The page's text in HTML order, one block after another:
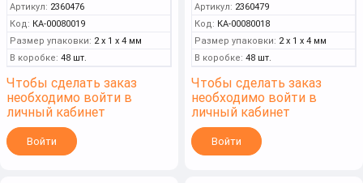
Артикул: 2360476
Код: КА-00080019
Размер упаковки: 2 x 1 x 4 мм
В коробке: 48 шт.
Чтобы сделать заказ
необходимо войти в
личный кабинет
Войти
Артикул: 2360479
Код: КА-00080018
Размер упаковки: 2 x 1 x 4 мм
В коробке: 48 шт.
Чтобы сделать заказ
необходимо войти в
личный кабинет
Войти